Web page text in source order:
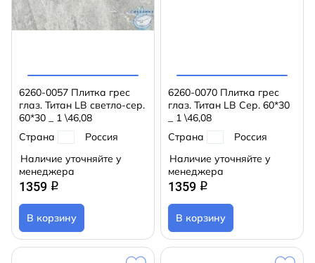
6260-0057 Плитка грес
глаз. Титан LB светло-сер.
60*30 _ 1 \46,08
Страна
Россия
Наличие уточняйте у
менеджера
1359 q
В корзину
6260-0070 Плитка грес
глаз. Титан LB Сер. 60*30
_ 1 \46,08
Страна
Россия
Наличие уточняйте у
менеджера
1359 q
В корзину